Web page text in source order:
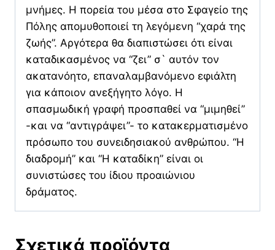
μνήμες. Η πορεία του μέσα στο Σφαγείο της
Πόλης απομυθοποιεί τη λεγόμενη “χαρά της
ζωής”. Αργότερα θα διαπιστώσει ότι είναι
καταδικασμένος να “ζει” σ` αυτόν τον
ακατανόητο, επαναλαμβανόμενο εφιάλτη
για κάποιον ανεξήγητο λόγο. Η
σπασμωδική γραφή προσπαθεί να “μιμηθεί”
-και να “αντιγράψει”- το κατακερματισμένο
πρόσωπο του συνειδησιακού ανθρώπου. “Η
διαδρομή” και “Η καταδίκη” είναι οι
συνιστώσες του ίδιου προαιώνιου
δράματος.
Σχετικά προϊόντα